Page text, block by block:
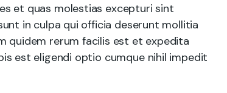
et quas molestias excepturi sint
in culpa qui officia deserunt mollitia
quidem rerum facilis est et expedita
est eligendi optio cumque nihil impedit